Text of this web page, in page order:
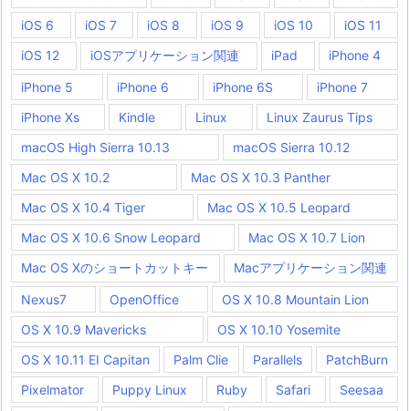
iOS 6
iOS 7 iOS 8 iOS 9 iOS 10
iOS 11
iOS 12
iOSアプリケーション関連 iPad iPhone 4
iPhone 5 iPhone 6 iPhone 6S
iPhone 7
iPhone Xs
Kindle Linux
Linux Zaurus Tips
macOS High Sierra 10.13
macOS Sierra 10.12
Mac OS X 10.2
Mac OS X 10.3 Panther
Mac OS X 10.4 Tiger
Mac OS X 10.5 Leopard
Mac OS X 10.6 Snow Leopard
Mac OS X 10.7 Lion
Mac OS Xのショートカットキー
Macアプリケーション関連
Nexus7 OpenOffice
OS X 10.8 Mountain Lion
OS X 10.9 Mavericks
OS X 10.10 Yosemite
OS X 10.11 EI Capitan
Palm Clie Parallels
PatchBurn
Pixelmator
Puppy Linux Ruby Safari
Seesaa